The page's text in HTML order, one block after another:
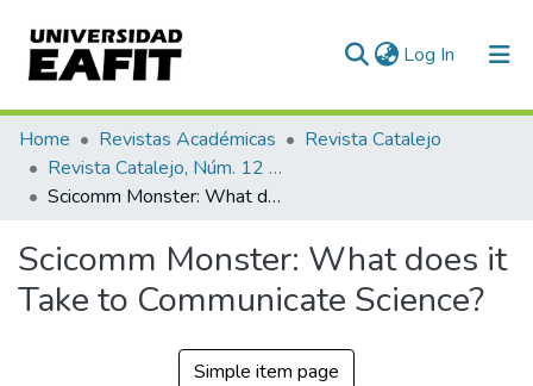
Log In (current)
Communities & Collections
All of DSpace
Home Revistas Académicas
Revista Catalejo
Revista Catalejo, Núm. 12 (2019)
Scicomm Monster: What does it Take to Communicate Science?
Scicomm Monster: What does it
Take to Communicate Science?
Simple item page